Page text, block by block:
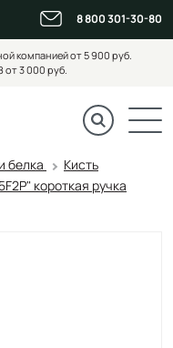
8 800 301-30-80
компанией от 5 900 руб.
от 3 000 руб.
белка
Кисть
короткая ручка